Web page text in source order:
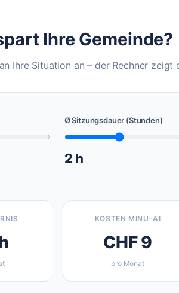
Ihre Gemeinde?
Ihre Situation an – der Rechner zeigt
Ø Sitzungsdauer (Stunden)
2 h
KOSTEN MINU-AI
CHF9
pro Monat